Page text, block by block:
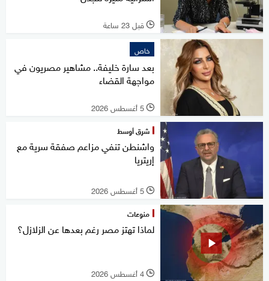
l قبل 23 ساعة
خاص
بعد سارة خليفة.. مشاهير مصريون في
مواجهة القضاء
l 5 أغسطس 2026
شرق أوسط
واشنطن تنفي مزاعم صفقة سرية مع
إريتريا
l 5 أغسطس 2026
منوعات
لماذا تهتز مصر رغم بعدها عن الزلازل؟
l 4 أغسطس 2026